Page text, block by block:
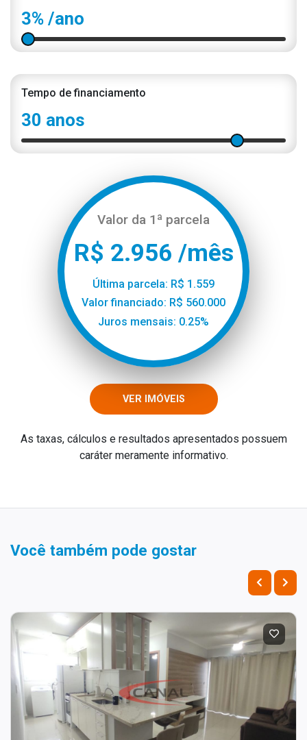
3% /ano
Tempo de financiamento
30 anos
Valor da 1ª parcela
R$ 2.956 /mês
Última parcela: R$ 1.559
Valor financiado: R$ 560.000
Juros mensais: 0.25%
VER IMÓVEIS
As taxas, cálculos e resultados apresentados possuem
caráter meramente informativo.
Você também pode gostar